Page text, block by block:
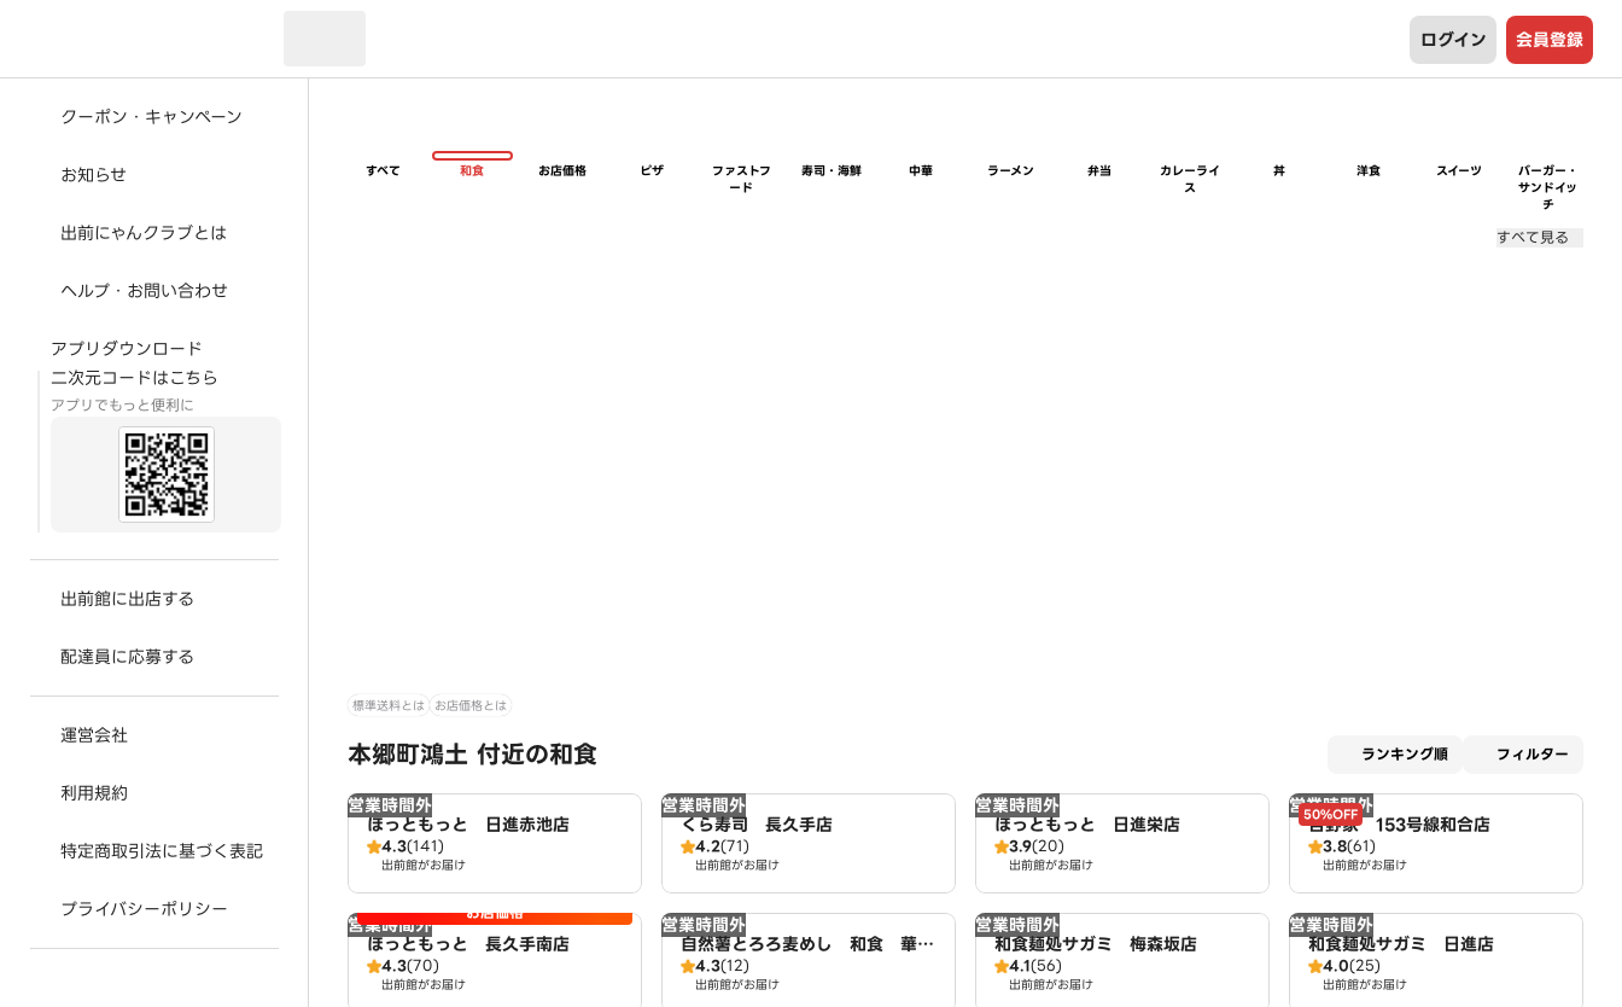
ログイン 会員登録
クーポン・キャンペーン
お知らせ
出前にゃんクラブとは
ヘルプ・お問い合わせ
アプリダウンロード
二次元コードはこちら
アプリでもっと便利に
出前館に出店する
配達員に応募する
運営会社
利用規約
特定商取引法に基づく表記
プライバシーポリシー
すべて 和食 お店価格 ピザ
ファストフ
ード
寿司・海鮮 中華 ラーメン 弁当
カレーライ
ス
丼 洋食 スイーツ
バーガー・
サンドイッ
チ
すべて見る
標準送料とは お店価格とは
本郷町鴻土 付近の和食 ランキング順 フィルター
営業時間外
ほっともっと 日進赤池店
4.3(141)
出前館がお届け
営業時間外
くら寿司 長久手店
4.2(71)
出前館がお届け
営業時間外
ほっともっと 日進栄店
3.9(20)
出前館がお届け
営業時間外
50%OFF
吉野家 153号線和合店
3.8(61)
出前館がお届け
営業時間外 お店価格
ほっともっと 長久手南店
4.3(70)
出前館がお届け
営業時間外
自然薯とろろ麦めし 和食 華
花 長久手本店
4.3(12)
出前館がお届け
営業時間外
和食麺処サガミ 梅森坂店
4.1(56)
出前館がお届け
営業時間外
和食麺処サガミ 日進店
4.0(25)
出前館がお届け